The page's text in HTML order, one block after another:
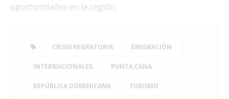
oportunidades en la región.
CRISIS MIGRATORIA EMIGRACIÓN
INTERNACIONALES PUNTA CANA
REPÚBLICA DOMINICANA TURISMO